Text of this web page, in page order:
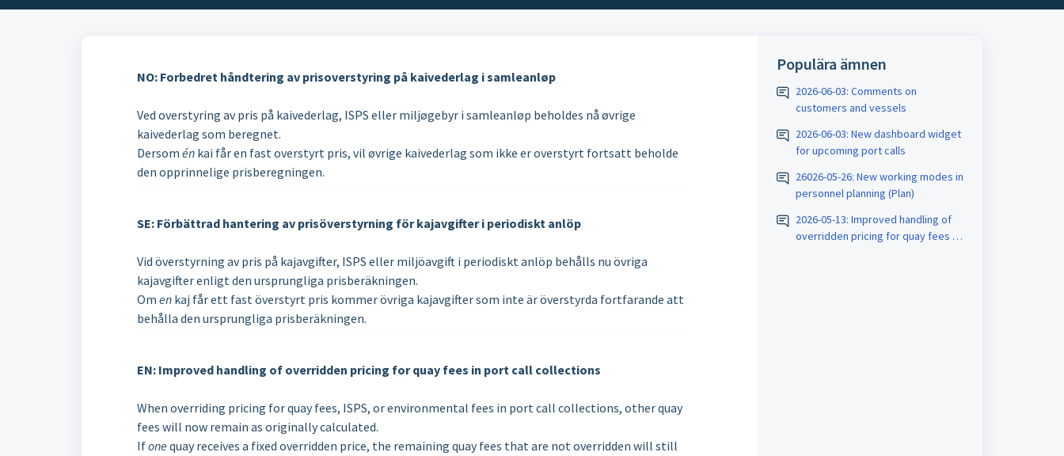
NO: Forbedret håndtering av prisoverstyring på kaivederlag i samleanløp
Ved overstyring av pris på kaivederlag, ISPS eller miljøgebyr i samleanløp beholdes nå øvrige
kaivederlag som beregnet.
Dersom én kai får en fast overstyrt pris, vil øvrige kaivederlag som ikke er overstyrt fortsatt beholde
den opprinnelige prisberegningen.
SE: Förbättrad hantering av prisöverstyrning för kajavgifter i periodiskt anlöp
Vid överstyrning av pris på kajavgifter, ISPS eller miljöavgift i periodiskt anlöp behålls nu övriga
kajavgifter enligt den ursprungliga prisberäkningen.
Om en kaj får ett fast överstyrt pris kommer övriga kajavgifter som inte är överstyrda fortfarande att
behålla den ursprungliga prisberäkningen.
EN: Improved handling of overridden pricing for quay fees in port call collections
When overriding pricing for quay fees, ISPS, or environmental fees in port call collections, other quay
fees will now remain as originally calculated.
Ifone quay receives a fixed overridden price, the remaining quay fees that are not overridden will still
Populära ämnen
2026-06-03: Comments on
customers and vessels
2026-06-03: New dashboard widget
for upcoming port calls
26026-05-26: New working modes in
personnel planning (Plan)
2026-05-13: Improved handling of
overridden pricing for quay fees in